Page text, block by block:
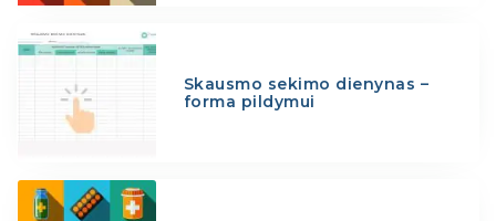
Skausmo sekimo dienynas –
forma pildymui